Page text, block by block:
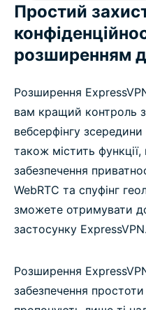
Простий
розширенням
Розширення
вам кращий контроль
вебсерфінгу
також містить функції,
забезпечення
WebRTC та спуфінг
зможете отримувати
застосунку ExpressVPN.
Розширення
забезпечення